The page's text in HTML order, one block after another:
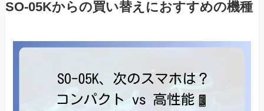
SO-05Kからの買い替えにおすすめの機種